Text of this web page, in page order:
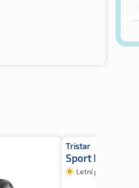
Tristar
Sport Power 2 XL
Letní pneumatiky